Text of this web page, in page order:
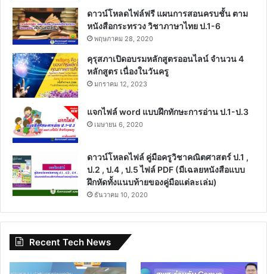
ดาวน์โหลดไฟล์ฟรี แผนการสอนครบชั้น ตาม
หนังสือกระทรวง วิชาภาษาไทย ป.1-6
พฤษภาคม 28, 2020
คุรุสภาเปิดอบรมหลักสูตรออนไลน์ จำนวน 4
หลักสูตร เนื่องในวันครู
มกราคม 12, 2023
แจกไฟล์ word แบบฝึกทักษะการอ่าน ป.1-ป.3
เมษายน 6, 2020
ดาวน์โหลดไฟล์ คู่มือครูวิชาคณิตศาสตร์ ป.1 ,
ป.2 , ป.4 , ป.5 ไฟล์ PDF (มีเฉลยหนังสือแบบ
ฝึกหัดทั้งแนบท้ายของคู่มือแต่ละเล่ม)
ธันวาคม 10, 2020
Recent Tech News